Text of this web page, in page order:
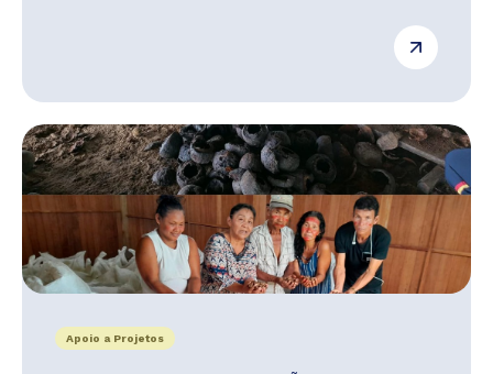
Apoio a Projetos